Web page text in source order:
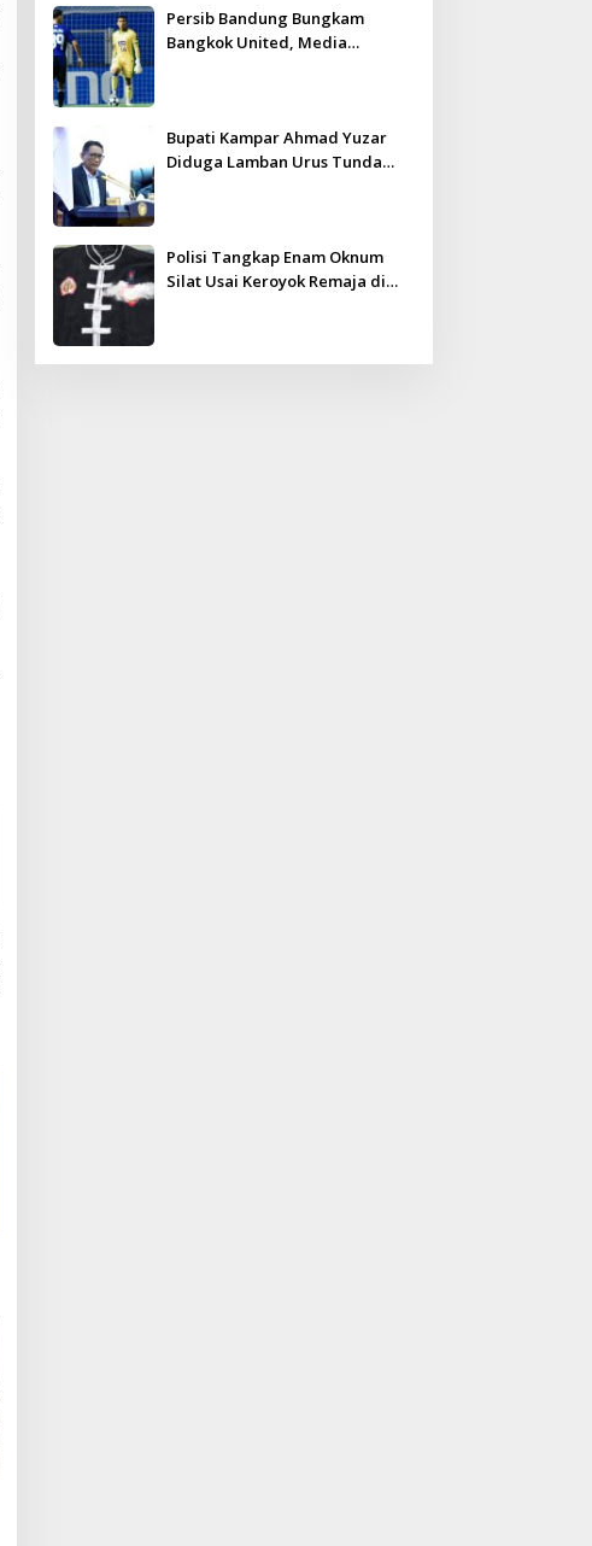
Persib Bandung Bungkam
Bangkok United, Media
Bupati Kampar Ahmad Yuzar
Diduga Lamban Urus Tunda
Polisi Tangkap Enam Oknum
Silat Usai Keroyok Remaja di